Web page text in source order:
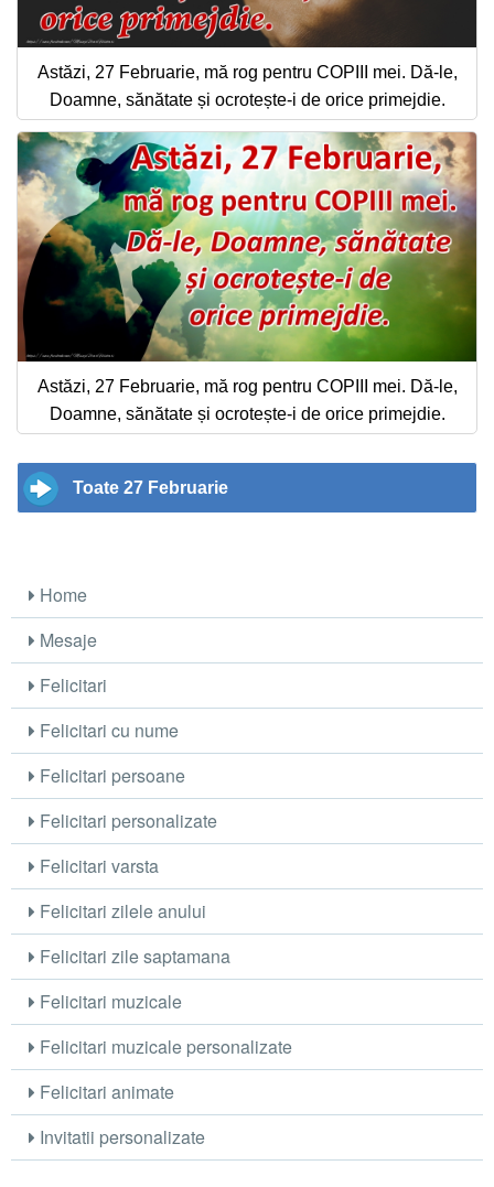
Astăzi, 27 Februarie, mă rog pentru COPIII mei. Dă-le,
Doamne, sănătate și ocrotește-i de orice primejdie.
Astăzi, 27 Februarie, mă rog pentru COPIII mei. Dă-le,
Doamne, sănătate și ocrotește-i de orice primejdie.
Toate 27 Februarie
Home
Mesaje
Felicitari
Felicitari cu nume
Felicitari persoane
Felicitari personalizate
Felicitari varsta
Felicitari zilele anului
Felicitari zile saptamana
Felicitari muzicale
Felicitari muzicale personalizate
Felicitari animate
Invitatii personalizate